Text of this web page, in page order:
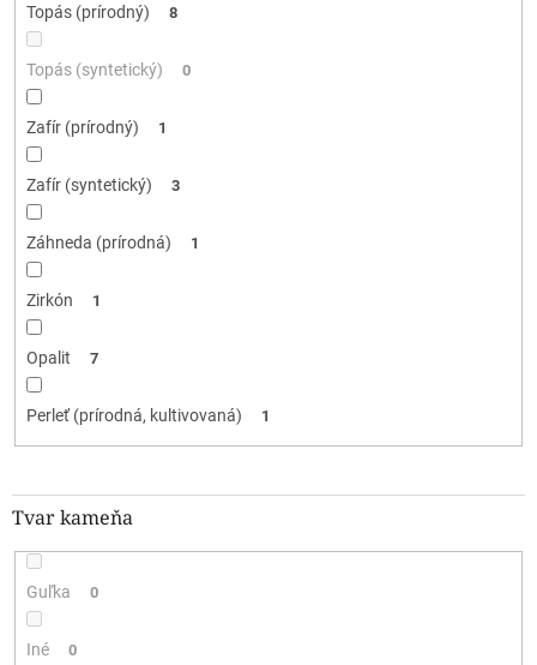
Topás (prírodný) 8
Topás (syntetický) 0
Zafír (prírodný) 1
Zafír (syntetický) 3
Záhneda (prírodná) 1
Zirkón 1
Opalit 7
Perleť (prírodná, kultivovaná) 1
Tvar kameňa
Guľka 0
Iné 0